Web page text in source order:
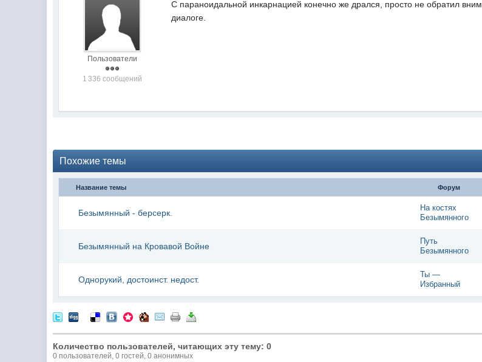
Пользователи
1 336 сообщений
C параноидальной инкарнацией конечно же дрался, просто не обратил
диалоге.
Похожие темы
Название темы Форум
Безымянный - берсерк.
На костях
Безымянного
Безымянный на Кровавой Войне
Путь
Безымянного
Однорукий, достоинст. недост.
Ты —
Избранный
Количество пользователей, читающих эту тему: 0
0 пользователей, 0 гостей, 0 анонимных